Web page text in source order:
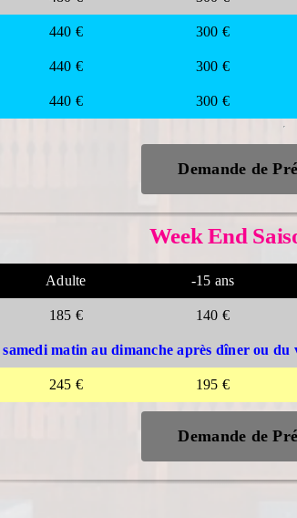
440 € 300 €
440 € 300 €
440 € 300 €
Demande de
Week End
Adulte -15 ans
185 € 140 €
matin au dimanche après dîner ou
245 € 195 €
Demande de